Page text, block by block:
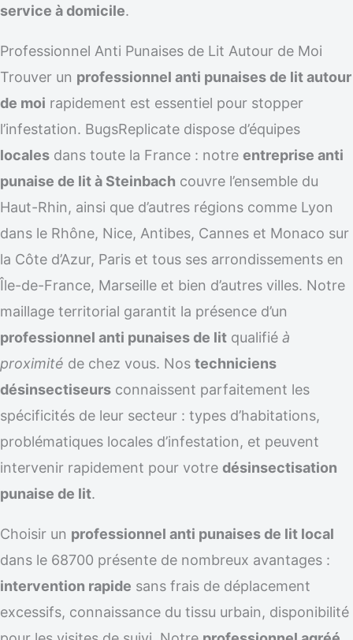
service à domicile.
Professionnel Anti Punaises de Lit Autour de Moi
Trouver un professionnel anti punaises de lit autour
de moi rapidement est essentiel pour stopper
l’infestation. BugsReplicate dispose d’équipes
locales dans toute la France : notre entreprise anti
punaise de lit à Steinbach couvre l’ensemble du
Haut-Rhin, ainsi que d’autres régions comme Lyon
dans le Rhône, Nice, Antibes, Cannes et Monaco sur
la Côte d’Azur, Paris et tous ses arrondissements en
Île-de-France, Marseille et bien d’autres villes. Notre
maillage territorial garantit la présence d’un
professionnel anti punaises de lit qualifié à
proximité de chez vous. Nos techniciens
désinsectiseurs connaissent parfaitement les
spécificités de leur secteur : types d’habitations,
problématiques locales d’infestation, et peuvent
intervenir rapidement pour votre désinsectisation
punaise de lit.
Choisir un professionnel anti punaises de lit local
dans le 68700 présente de nombreux avantages :
intervention rapide sans frais de déplacement
excessifs, connaissance du tissu urbain, disponibilité